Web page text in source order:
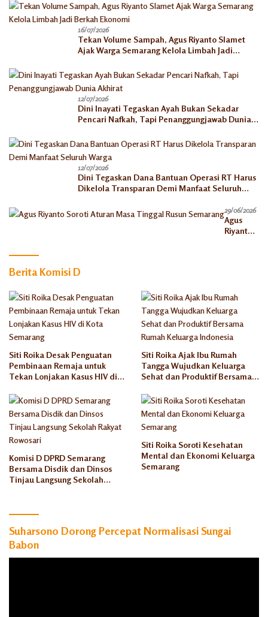
16/07/2026
Tekan Volume Sampah, Agus Riyanto Slamet
Ajak Warga Semarang Kelola Limbah Jadi
12/07/2026
Dini Inayati Tegaskan Ayah Bukan Sekadar
Pencari Nafkah, Tapi Penanggungjawab Dunia
12/07/2026
Dini Tegaskan Dana Bantuan Operasi RT Harus
Dikelola Transparan Demi Manfaat Seluruh
29/06/2026
Agus
Riyanto
Semaran
Berita Komisi D
Siti Roika Desak Penguatan
Pembinaan Remaja untuk
Tekan Lonjakan Kasus HIV di
Siti Roika Ajak Ibu Rumah
Tangga Wujudkan Keluarga
Sehat dan Produktif Bersama
Komisi D DPRD Semarang
Bersama Disdik dan Dinsos
Tinjau Langsung Sekolah
Siti Roika Soroti Kesehatan
Mental dan Ekonomi Keluarga
Semarang
Suharsono Dorong Percepat Normalisasi Sungai
Babon